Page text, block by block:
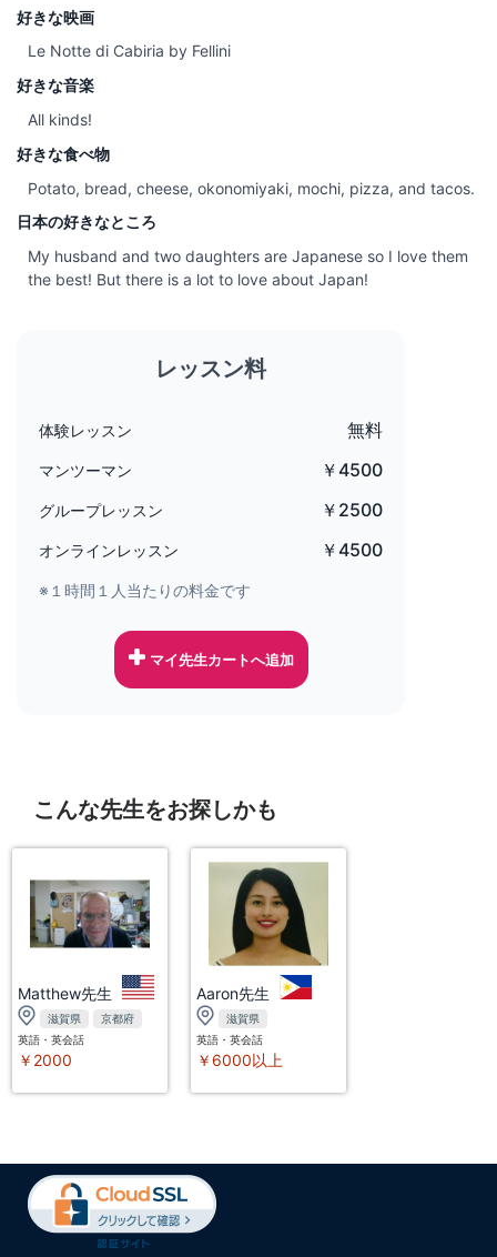
好きな映画
Le Notte di Cabiria by Fellini
好きな音楽
All kinds!
好きな食べ物
Potato, bread, cheese, okonomiyaki, mochi, pizza, and tacos.
日本の好きなところ
My husband and two daughters are Japanese so I love them
the best! But there is a lot to love about Japan!
レッスン料
体験レッスン 無料
マンツーマン ￥4500
グループレッスン ￥2500
オンラインレッスン ￥4500
※１時間１人当たりの料金です
マイ先生カートへ追加
こんな先生をお探しかも
Matthew先生
滋賀県
京都府
英語・英会話
￥2000
Aaron先生
滋賀県
英語・英会話
￥6000以上